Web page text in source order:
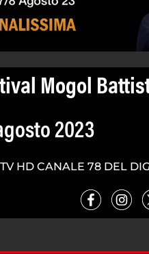
Mogol
2023
HD CANALE 78 DEL